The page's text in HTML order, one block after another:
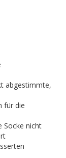
abgestimmte,
für die
Socke nicht